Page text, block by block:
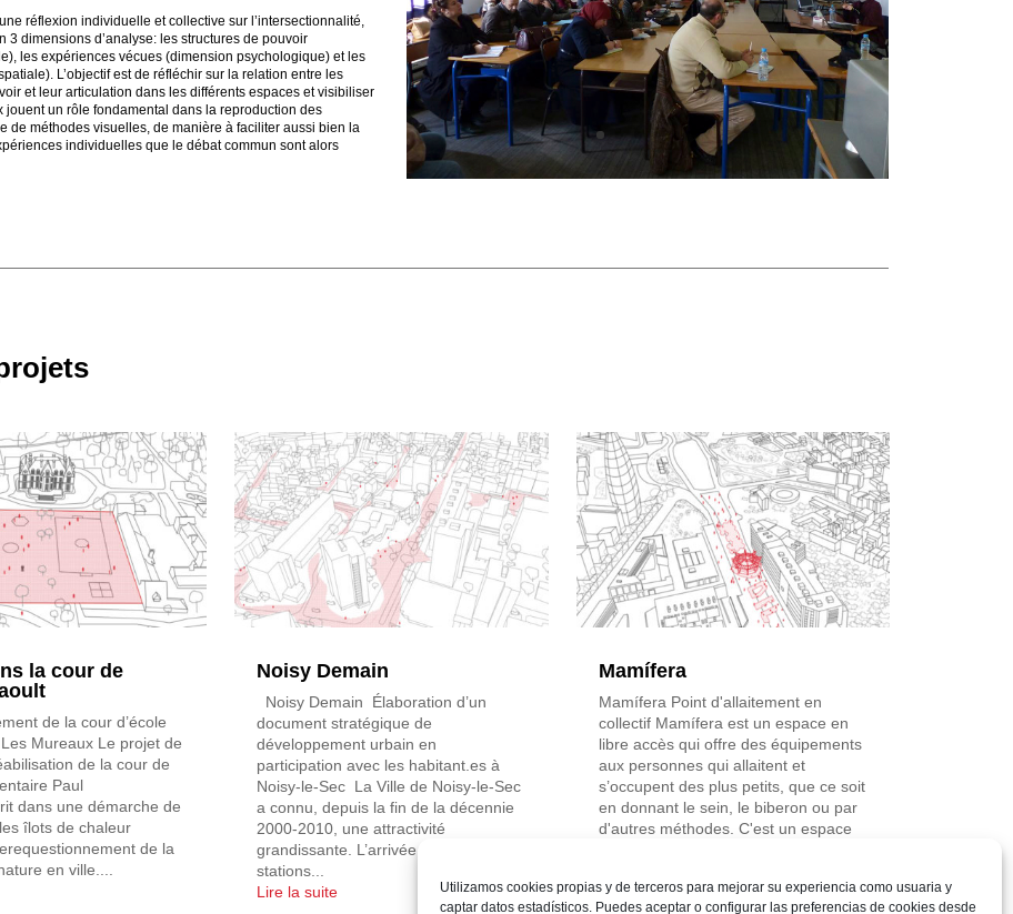
Utilizamos cookies propias y de terceros para mejorar su experiencia como usuaria y
captar datos estadísticos. Puedes aceptar o configurar las preferencias de cookies desde
réflexion individuelle et collective sur l’intersectionnalité,
3 dimensions d’analyse: les structures de pouvoir
les expériences vécues (dimension psychologique) et les
L’objectif est de réfléchir sur la relation entre les
et leur articulation dans les différents espaces et visibiliser
jouent un rôle fondamental dans la reproduction des
de méthodes visuelles, de manière à faciliter aussi bien la
individuelles que le débat commun sont alors
la cour de
de la cour d’école
Mureaux Le projet de
de la cour de
Paul
dans une démarche de
îlots de chaleur
de la
en ville....
Noisy Demain
Noisy Demain Élaboration d’un
document stratégique de
développement urbain en
participation avec les habitant.es à
Noisy-le-Sec La Ville de Noisy-le-Sec
a connu, depuis la fin de la décennie
2000-2010, une attractivité
grandissante. L’arrivée de nouvelles
stations...
Lire la suite
Mamífera
Mamífera Point d'allaitement en
collectif Mamífera est un espace en
libre accès qui offre des équipements
aux personnes qui allaitent et
s’occupent des plus petits, que ce soit
en donnant le sein, le biberon ou par
d'autres méthodes. C'est un espace